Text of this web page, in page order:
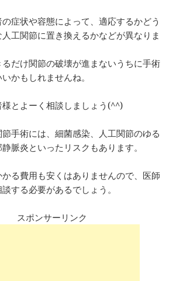
症状や容態によって、適応するかどう
工関節に置き換えるかなどが異なりま
だけ関節の破壊が進まないうちに手術
かもしれませんね。
とよーく相談しましょう(^^)
手術には、細菌感染、人工関節のゆる
脈炎といったリスクもあります。
かる費用も安くはありませんので、医師
する必要があるでしょう。
スポンサーリンク